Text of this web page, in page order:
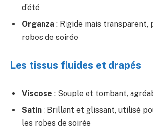
d’été
Organza : Rigide mais transparent,
robes de soirée
Les tissus fluides et drapés
Viscose : Souple et tombant,
Satin : Brillant et glissant, utilisé
les robes de soirée